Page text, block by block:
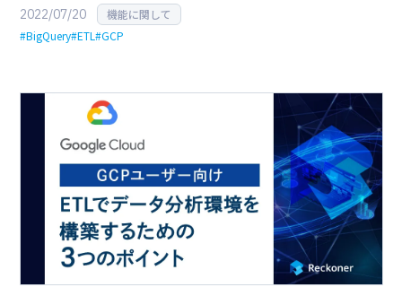
2022/07/20
機能に関して
#BigQuery#ETL #GCP